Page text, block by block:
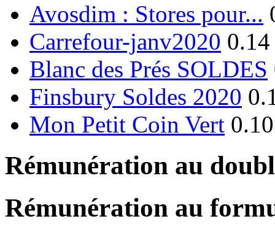
Avosdim : Stores pour...
Carrefour-janv2020
Blanc des Prés SOLDES
Finsbury Soldes 2020
Mon Petit Coin Vert
Rémunération au
Rémunération au